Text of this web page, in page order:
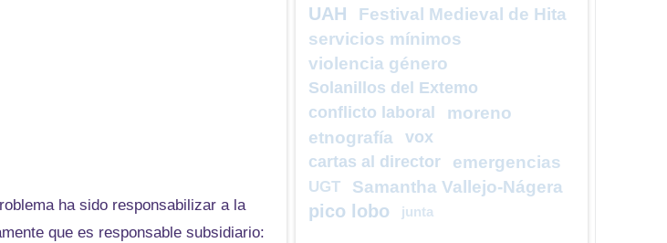
ha sido responsabilizar a la
que es responsable subsidiario:
UAH
Festival Medieval de Hita
servicios mínimos
violencia género
Solanillos del Extemo
conflicto laboral
moreno
etnografía
vox
cartas al director
emergencias
UGT Samantha Vallejo-Nágera
pico lobo junta